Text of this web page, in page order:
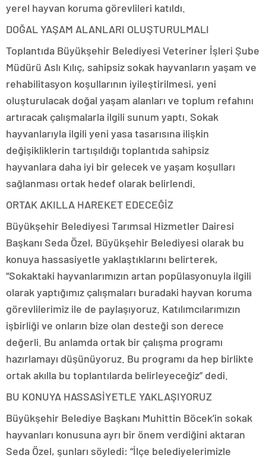
yerel hayvan koruma görevlileri katıldı.
DOĞAL YAŞAM ALANLARI OLUŞTURULMALI
Toplantıda Büyükşehir Belediyesi Veteriner İşleri Şube
Müdürü Aslı Kılıç, sahipsiz sokak hayvanların yaşam ve
rehabilitasyon koşullarının iyileştirilmesi, yeni
oluşturulacak doğal yaşam alanları ve toplum refahını
artıracak çalışmalarla ilgili sunum yaptı. Sokak
hayvanlarıyla ilgili yeni yasa tasarısına ilişkin
değişikliklerin tartışıldığı toplantıda sahipsiz
hayvanlara daha iyi bir gelecek ve yaşam koşulları
sağlanması ortak hedef olarak belirlendi.
ORTAK AKILLA HAREKET EDECEĞİZ
Büyükşehir Belediyesi Tarımsal Hizmetler Dairesi
Başkanı Seda Özel, Büyükşehir Belediyesi olarak bu
konuya hassasiyetle yaklaştıklarını belirterek,
“Sokaktaki hayvanlarımızın artan popülasyonuyla ilgili
olarak yaptığımız çalışmaları buradaki hayvan koruma
görevlilerimiz ile de paylaşıyoruz. Katılımcılarımızın
işbirliği ve onların bize olan desteği son derece
değerli. Bu anlamda ortak bir çalışma programı
hazırlamayı düşünüyoruz. Bu programı da hep birlikte
ortak akılla bu toplantılarda belirleyeceğiz” dedi.
BU KONUYA HASSASİYETLE YAKLAŞIYORUZ
Büyükşehir Belediye Başkanı Muhittin Böcek’in sokak
hayvanları konusuna ayrı bir önem verdiğini aktaran
Seda Özel, şunları söyledi: “İlçe belediyelerimizle